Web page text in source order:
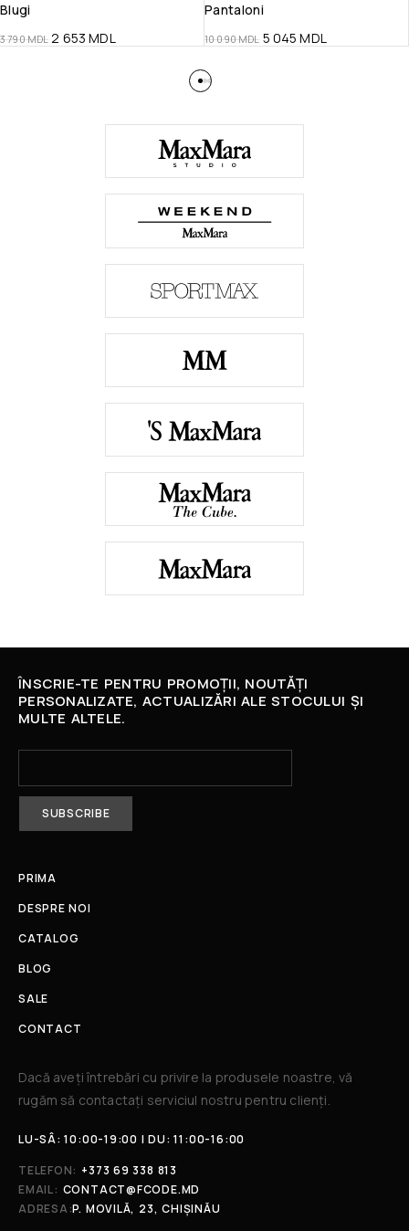
Blugi
3 790MDL 2 653MDL
Pantaloni
10 090MDL 5 045MDL
ÎNSCRIE-TE PENTRU PROMOȚII, NOUTĂȚI
PERSONALIZATE, ACTUALIZĂRI ALE STOCULUI ȘI
MULTE ALTELE.
PRIMA
DESPRE NOI
CATALOG
BLOG
SALE
CONTACT
Dacă aveți întrebări cu privire la produsele noastre, vă
rugăm să contactați serviciul nostru pentru clienți.​
LU-SÂ: 10:00-19:00 | DU: 11:00-16:00
TELEFON: +373 69 338 813
EMAIL: CONTACT@FCODE.MD
ADRESA:P. MOVILĂ, 23, CHIȘINĂU